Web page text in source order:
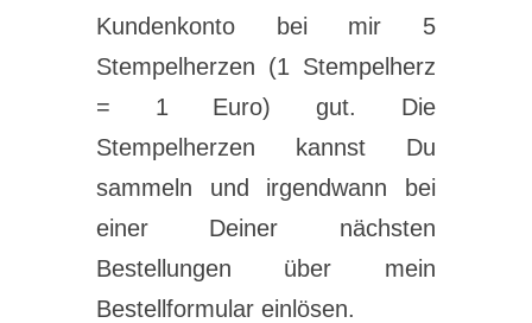
Kundenkonto bei mir 5
Stempelherzen (1 Stempelherz
= 1 Euro) gut. Die
Stempelherzen kannst Du
sammeln und irgendwann bei
einer Deiner nächsten
Bestellungen über mein
Bestellformular einlösen.